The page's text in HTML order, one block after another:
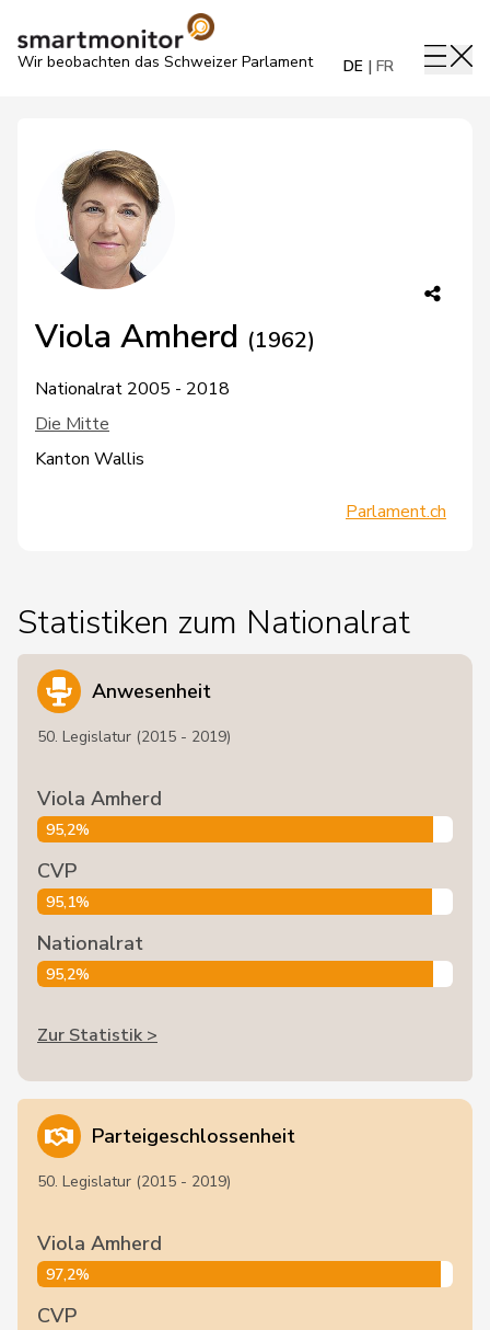
Wir beobachten das Schweizer Parlament DE FR
Viola Amherd (1962)
Nationalrat 2005 - 2018
Die Mitte
Kanton Wallis
Parlament.ch
Statistiken zum Nationalrat
Anwesenheit
50. Legislatur (2015 - 2019)
Viola Amherd
95,2%
CVP
95,1%
Nationalrat
95,2%
Zur Statistik >
Parteigeschlossenheit
50. Legislatur (2015 - 2019)
Viola Amherd
97,2%
CVP